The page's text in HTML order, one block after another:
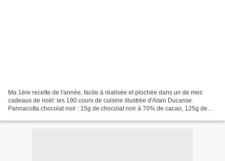
Ma 1ére recette de l'année, facile à réalisée et piochée dans un de mes
cadeaux de noël: les 190 cours de cuisine illustrée d'Alain Ducasse.
Pannacotta chocolat noir : 15g de chocolat noir à 70% de cacao, 125g de